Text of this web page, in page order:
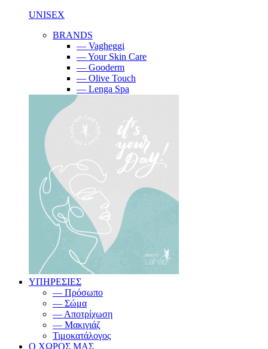
UNISEX
BRANDS
— Vagheggi
— Your Skin Care
— Gooderm
— Olive Touch
— Lenga Spa
ΥΠΗΡΕΣΙΕΣ
— Πρόσωπο
— Σώμα
— Αποτρίχωση
— Μακιγιάζ
Τιμοκατάλογος
Ο ΧΩΡΟΣ ΜΑΣ